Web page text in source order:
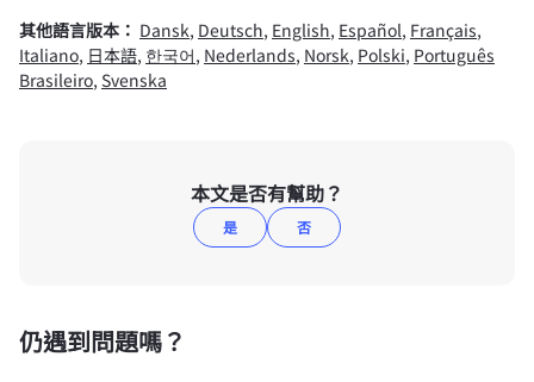
其他語言版本： Dansk, Deutsch, English, Español, Français,
Italiano, 日本語, 한국어, Nederlands, Norsk, Polski, Português
Brasileiro, Svenska
本文是否有幫助？
是 否
仍遇到問題嗎？